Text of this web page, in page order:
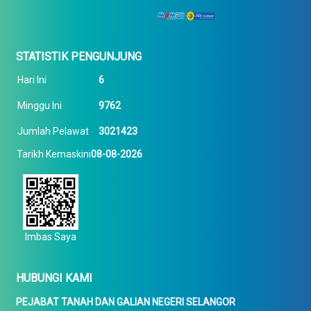
STATISTIK PENGUNJUNG
Hari Ini 6
Minggu Ini 9762
Jumlah Pelawat 3021423
Tarikh Kemaskini08-08-2026
Imbas Saya
HUBUNGI KAMI
PEJABAT TANAH DAN GALIAN NEGERI SELANGOR